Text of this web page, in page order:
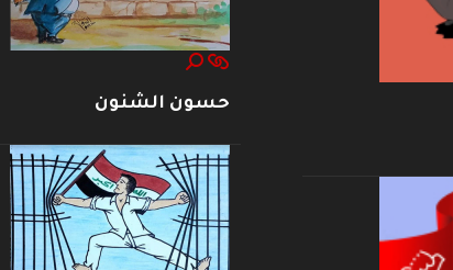
حسون الشنون